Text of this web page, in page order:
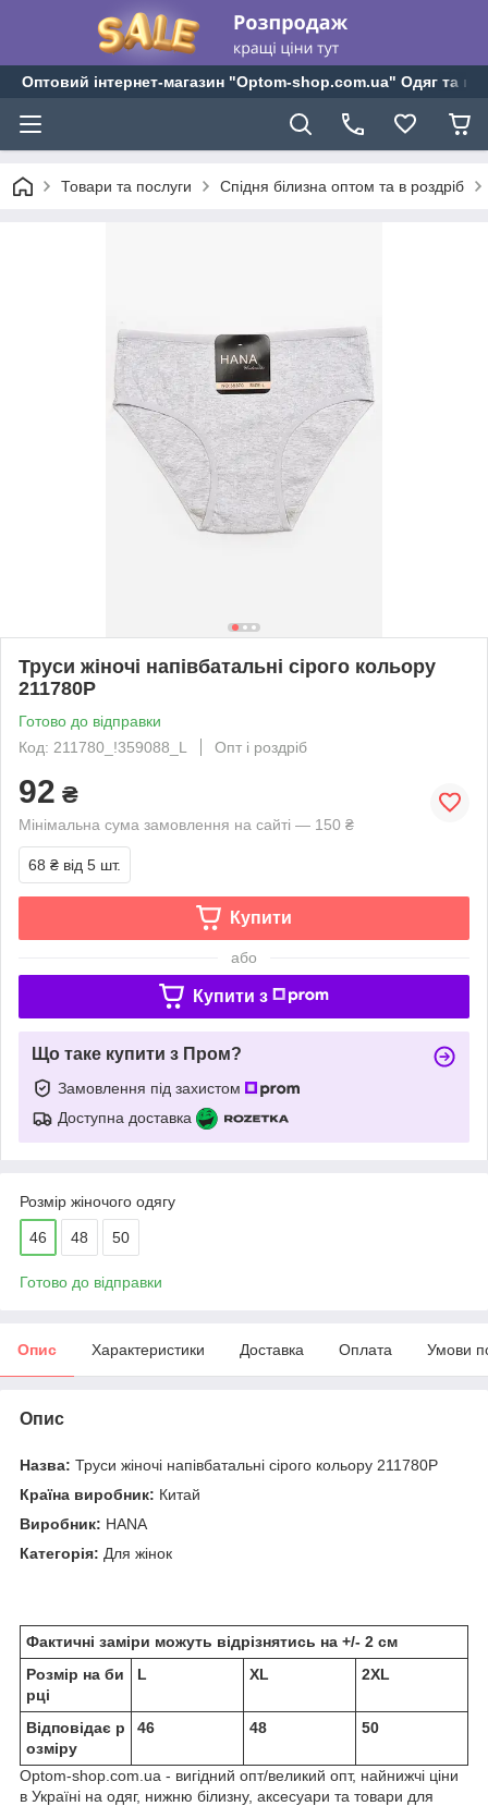
Оптовий інтернет-магазин "Optom-shop.com.ua" Одяг та
Товари та послуги Спідня білизна оптом та в роздріб
Труси жіночі напівбатальні сірого кольору
211780P
Готово до відправки
Код: 211780_!359088_L
Опт і роздріб
92 ₴
Мінімальна сума замовлення на сайті — 150 ₴
68 ₴ від 5 шт.
Купити
або
Купити з
Що таке купити з Пром?
Замовлення під захистом
Доступна доставка
Розмір жіночого одягу
46 48 50
Готово до відправки
Опис Характеристики Доставка Оплата Умови
Опис
Назва: Труси жіночі напівбатальні сірого кольору 211780P
Країна виробник: Китай
Виробник: HANA
Категорія: Для жінок
Фактичні заміри можуть відрізнятись на +/- 2 см
Розмір на би
рці
L XL 2XL
Відповідає р
озміру
46 48 50
Optom-shop.com.ua - вигідний опт/великий опт, найнижчі ціни
в Україні на одяг, нижню білизну, аксесуари та товари для